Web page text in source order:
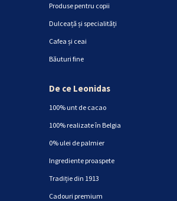
Produse pentru copii
Dulceață și specialități
Cafea și ceai
Băuturi fine
De ce Leonidas
100% unt de cacao
100% realizate în Belgia
0% ulei de palmier
Ingrediente proaspete
Tradiție din 1913
Cadouri premium